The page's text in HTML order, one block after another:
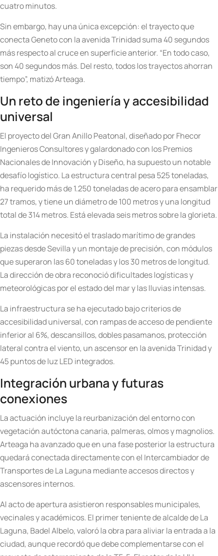
cuatro minutos.
Sin embargo, hay una única excepción: el trayecto que
conecta Geneto con la avenida Trinidad suma 40 segundos
más respecto al cruce en superficie anterior. “En todo caso,
son 40 segundos más. Del resto, todos los trayectos ahorran
tiempo”, matizó Arteaga.
Un reto de ingeniería y accesibilidad
universal
El proyecto del Gran Anillo Peatonal, diseñado por Fhecor
Ingenieros Consultores y galardonado con los Premios
Nacionales de Innovación y Diseño, ha supuesto un notable
desafío logístico. La estructura central pesa 525 toneladas,
ha requerido más de 1.250 toneladas de acero para ensamblar
27 tramos, y tiene un diámetro de 100 metros y una longitud
total de 314 metros. Está elevada seis metros sobre la glorieta.
La instalación necesitó el traslado marítimo de grandes
piezas desde Sevilla y un montaje de precisión, con módulos
que superaron las 60 toneladas y los 30 metros de longitud.
La dirección de obra reconoció dificultades logísticas y
meteorológicas por el estado del mar y las lluvias intensas.
La infraestructura se ha ejecutado bajo criterios de
accesibilidad universal, con rampas de acceso de pendiente
inferior al 6%, descansillos, dobles pasamanos, protección
lateral contra el viento, un ascensor en la avenida Trinidad y
45 puntos de luz LED integrados.
Integración urbana y futuras
conexiones
La actuación incluye la reurbanización del entorno con
vegetación autóctona canaria, palmeras, olmos y magnolios.
Arteaga ha avanzado que en una fase posterior la estructura
quedará conectada directamente con el Intercambiador de
Transportes de La Laguna mediante accesos directos y
ascensores internos.
Al acto de apertura asistieron responsables municipales,
vecinales y académicos. El primer teniente de alcalde de La
Laguna, Badel Albelo, valoró la obra para aliviar la entrada a la
ciudad, aunque recordó que debe complementarse con el